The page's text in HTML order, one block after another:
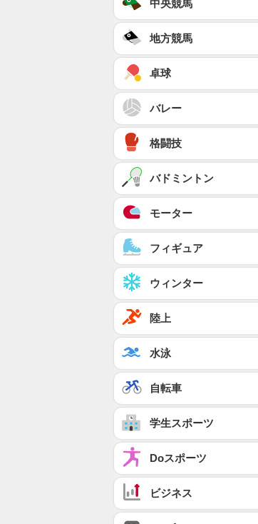
中央競馬
地方競馬
卓球
バレー
格闘技
バドミントン
モーター
フィギュア
ウィンター
陸上
水泳
自転車
学生スポーツ
Doスポーツ
ビジネス